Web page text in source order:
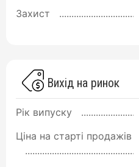
Захист
Вихід на ринок
Рік випуску
Ціна на старті продажів